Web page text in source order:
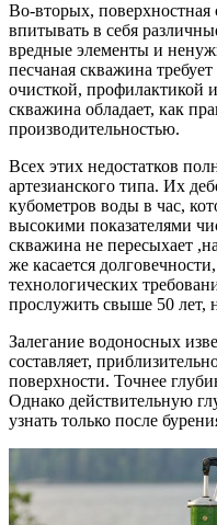
Во-вторых, поверхностная
впитывать в себя
вредные элементы и
песчаная скважина
очисткой, профилактикой
скважина обладает, как
производительностью.
Всех этих недостатков
артезианского типа. Их
кубометров воды в час,
высокими показателями
скважина не пересыхает
же касается
технологических
прослужить свыше 50 лет,
Залегание водоносных
составляет,
поверхности. Точнее
Однако действительную
узнать только после